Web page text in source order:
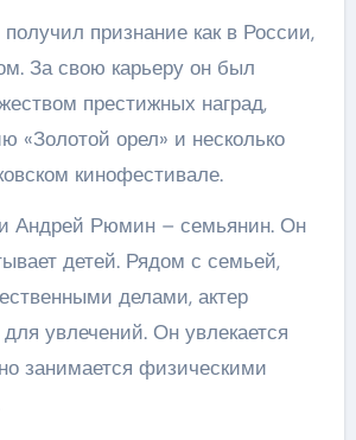
признание как в России,
За свою карьеру он был
престижных наград,
«Золотой орел» и несколько
кинофестивале.
Андрей Рюмин – семьянин. Он
детей. Рядом с семьей,
делами, актер
увлечений. Он увлекается
занимается физическими